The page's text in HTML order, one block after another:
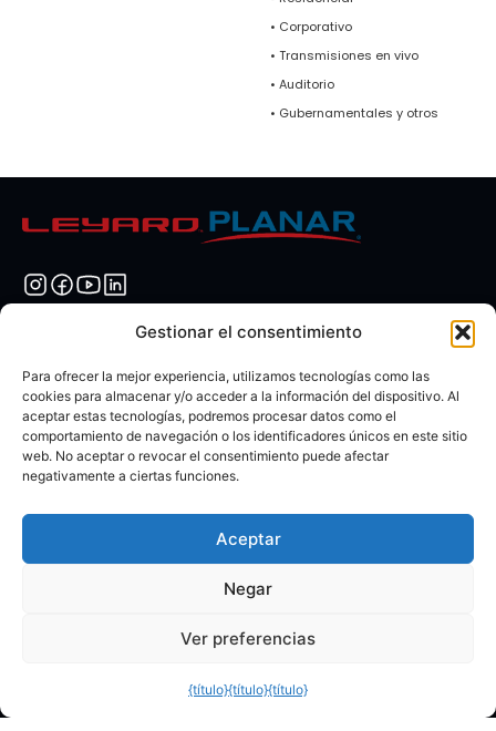
Gestionar el consentimiento
Para ofrecer la mejor experiencia, utilizamos tecnologías como las
cookies para almacenar y/o acceder a la información del dispositivo. Al
aceptar estas tecnologías, podremos procesar datos como el
comportamiento de navegación o los identificadores únicos en este sitio
web. No aceptar o revocar el consentimiento puede afectar
negativamente a ciertas funciones.
Aceptar
Negar
Ver preferencias
{título}{título}{título}
• Corporativo
• Transmisiones en vivo
• Auditorio
• Gubernamentales y otros
Soporte y políticas
Mejores prácticas para paneles LED
Plazo de garantía de instalación
ventas.brasil@leyardgroup.com